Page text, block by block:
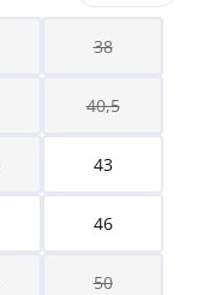
38
40,5
43
46
50